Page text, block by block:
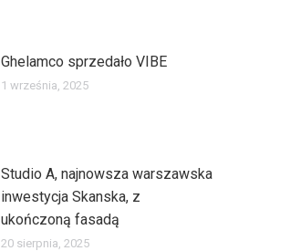
Ghelamco sprzedało VIBE
1 września, 2025
Studio A, najnowsza warszawska
inwestycja Skanska, z
ukończoną fasadą
20 sierpnia, 2025